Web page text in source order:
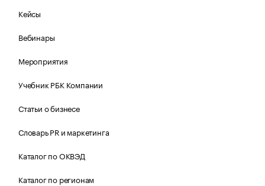
Кейсы
Вебинары
Мероприятия
Учебник РБК Компании
Статьи о бизнесе
Словарь PR и маркетинга
Каталог по ОКВЭД
Каталог по регионам